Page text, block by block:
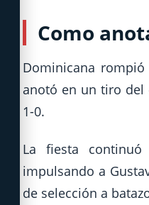
Como
Dominicana
anotó en un tiro del
1-0.
La fiesta
impulsando a
de selección a